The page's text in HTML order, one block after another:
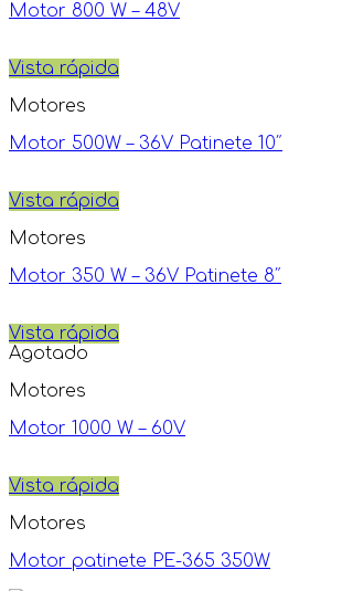
Motor 800 W – 48V
Vista rápida
Motores
Motor 500W – 36V Patinete 10″
Vista rápida
Motores
Motor 350 W – 36V Patinete 8″
Vista rápida
Agotado
Motores
Motor 1000 W – 60V
Vista rápida
Motores
Motor patinete PE-365 350W